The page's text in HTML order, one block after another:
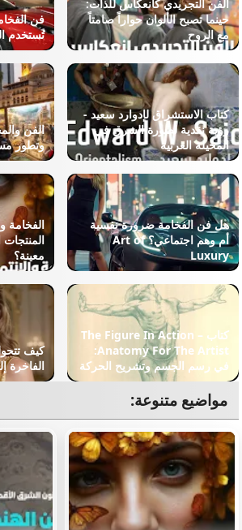
الفن التجريدي كانعكاس للذات:
حينما تصبح الألوان حواراً صامتاً
مع الروح
فن
تُستخدم
كتاب الاستشراق لإدوارد سعيد -
رؤية نقدية لصورة الشرق في
المخيلة الغربية
الفن
وتطور
هل فن الفخامة ضرورة نفسية
أم وهم اجتماعي؟ Art of
Luxury
الفخامة
المنتجات
معينة؟
كتاب The Figure In Action –
Anatomy For The Artist:
في رسم الجسم وتشريح الحركة
كيف
الفاخرة
مواضيع متنوعة: